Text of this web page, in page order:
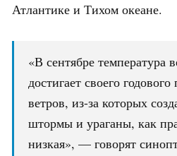
Атлантике и Тихом океане.
«В сентябре температура
достигает своего
ветров, из-за которых
штормы и ураганы, как
низкая», — говорят